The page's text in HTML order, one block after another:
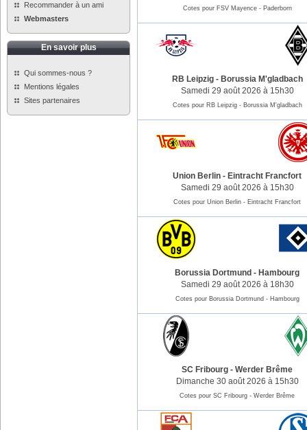
Recommander à un ami
Webmasters
En savoir plus
Qui sommes-nous ?
Mentions légales
Sites partenaires
Cotes pour FSV Mayence - Paderborn
RB Leipzig- Borussia M'gladbach
Samedi 29 août 2026 à 15h30
Cotes pour RB Leipzig - Borussia M'gladbach
Union Berlin - Eintracht Francfort
Samedi 29 août 2026 à 15h30
Cotes pour Union Berlin - Eintracht Francfort
Borussia Dortmund - Hambourg
Samedi 29 août 2026 à 18h30
Cotes pour Borussia Dortmund - Hambourg
SC Fribourg - Werder Brême
Dimanche 30 août 2026 à 15h30
Cotes pour SC Fribourg - Werder Brême